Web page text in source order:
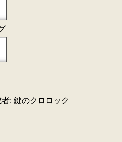
者: 鍵のクロロック